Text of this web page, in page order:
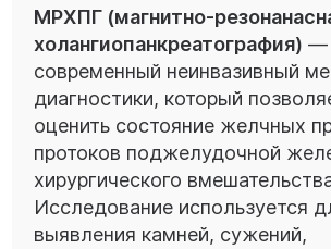
МРХПГ (магнитно-
холангиопанкреатография) —
современный неинвазивный
диагностики, который
оценить состояние желчных
протоков поджелудочной
хирургического
Исследование используется
выявления камней, сужений,